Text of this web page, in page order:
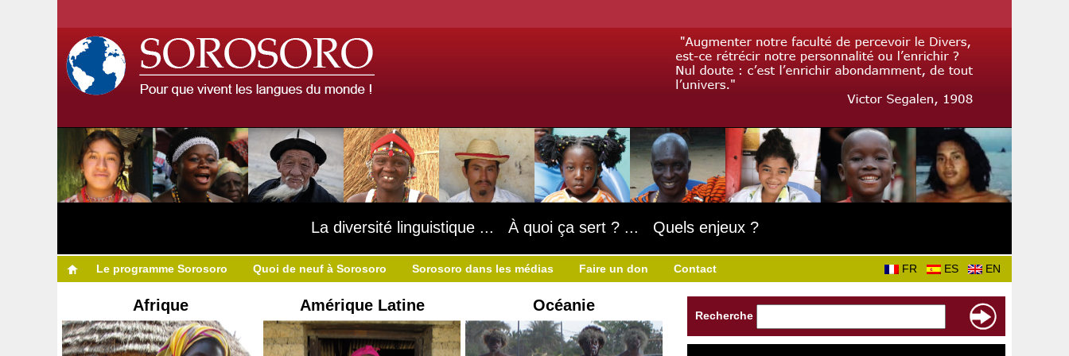
La diversité linguistique ... À quoi ça sert ? ... Quels enjeux ?
Le programme Sorosoro Quoi de neuf à Sorosoro Sorosoro dans les médias Faire un don Contact FR ES EN
Afrique Amérique Latine Océanie
Recherche